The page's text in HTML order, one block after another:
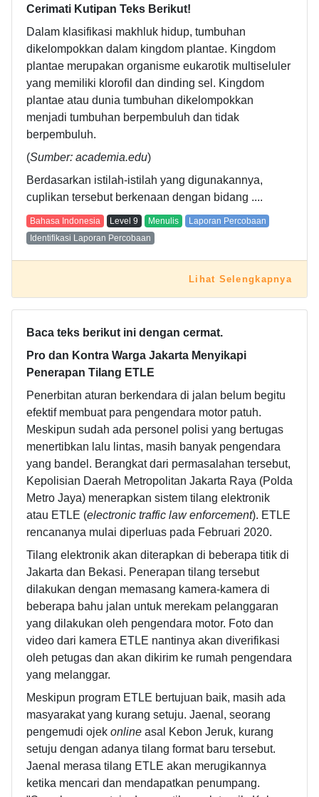
Cerimati Kutipan Teks Berikut!
Dalam klasifikasi makhluk hidup, tumbuhan
dikelompokkan dalam kingdom plantae. Kingdom
plantae merupakan organisme eukarotik multiseluler
yang memiliki klorofil dan dinding sel. Kingdom
plantae atau dunia tumbuhan dikelompokkan
menjadi tumbuhan berpembuluh dan tidak
berpembuluh.
(Sumber: academia.edu)
Berdasarkan istilah-istilah yang digunakannya,
cuplikan tersebut berkenaan dengan bidang ....
Bahasa Indonesia Level 9 Menulis
Laporan Percobaan
Identifikasi Laporan Percobaan
Lihat Selengkapnya
Baca teks berikut ini dengan cermat.
Pro dan Kontra Warga Jakarta Menyikapi
Penerapan Tilang ETLE
Penerbitan aturan berkendara di jalan belum begitu
efektif membuat para pengendara motor patuh.
Meskipun sudah ada personel polisi yang bertugas
menertibkan lalu lintas, masih banyak pengendara
yang bandel. Berangkat dari permasalahan tersebut,
Kepolisian Daerah Metropolitan Jakarta Raya (Polda
Metro Jaya) menerapkan sistem tilang elektronik
atau ETLE (electronic traffic law enforcement). ETLE
rencananya mulai diperluas pada Februari 2020.
Tilang elektronik akan diterapkan di beberapa titik di
Jakarta dan Bekasi. Penerapan tilang tersebut
dilakukan dengan memasang kamera-kamera di
beberapa bahu jalan untuk merekam pelanggaran
yang dilakukan oleh pengendara motor. Foto dan
video dari kamera ETLE nantinya akan diverifikasi
oleh petugas dan akan dikirim ke rumah pengendara
yang melanggar.
Meskipun program ETLE bertujuan baik, masih ada
masyarakat yang kurang setuju. Jaenal, seorang
pengemudi ojek online asal Kebon Jeruk, kurang
setuju dengan adanya tilang format baru tersebut.
Jaenal merasa tilang ETLE akan merugikannya
ketika mencari dan mendapatkan penumpang.